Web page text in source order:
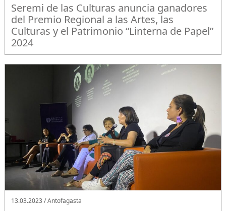
Seremi de las Culturas anuncia ganadores
del Premio Regional a las Artes, las
Culturas y el Patrimonio “Linterna de Papel”
2024
13.03.2023 / Antofagasta